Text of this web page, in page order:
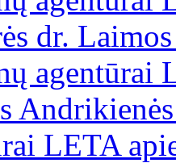
dr.
agentūrai
LETA